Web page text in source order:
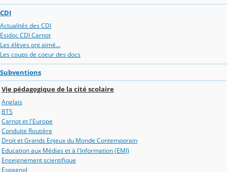
CDI
Actualités des CDI
Esidoc CDI Carnot
Les élèves ont aimé...
Les coups de coeur des docs
Subventions
Vie pédagogique de la cité scolaire
Anglais
BTS
Carnot et l'Europe
Conduite Routière
Droit et Grands Enjeux du Monde Contemporain
Education aux Médias et à l'Information (EMI)
Enseignement scientifique
Espagnol